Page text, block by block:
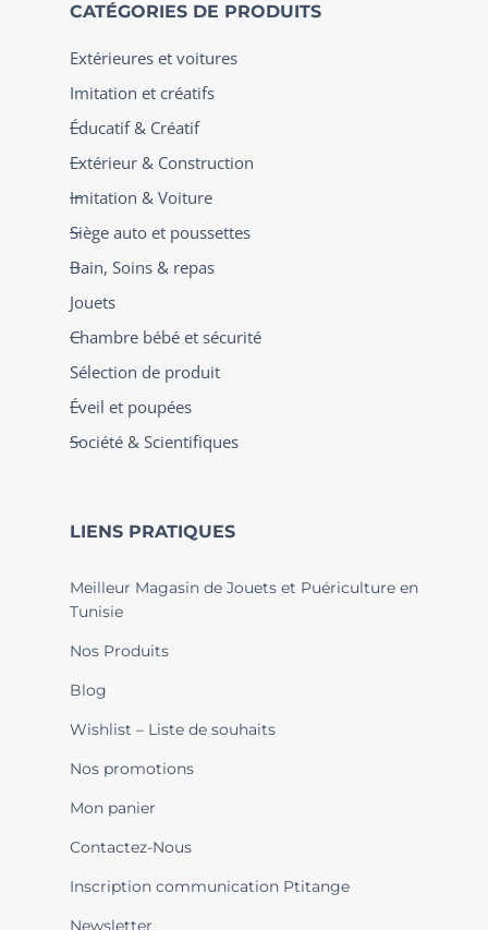
CATÉGORIES DE PRODUITS
Extérieures et voitures
Imitation et créatifs
Éducatif & Créatif
Extérieur & Construction
Imitation & Voiture
Siège auto et poussettes
Bain, Soins & repas
Jouets
Chambre bébé et sécurité
Sélection de produit
Éveil et poupées
Société & Scientifiques
LIENS PRATIQUES
Meilleur Magasin de Jouets et Puériculture en
Tunisie
Nos Produits
Blog
Wishlist – Liste de souhaits
Nos promotions
Mon panier
Contactez-Nous
Inscription communication Ptitange
Newsletter